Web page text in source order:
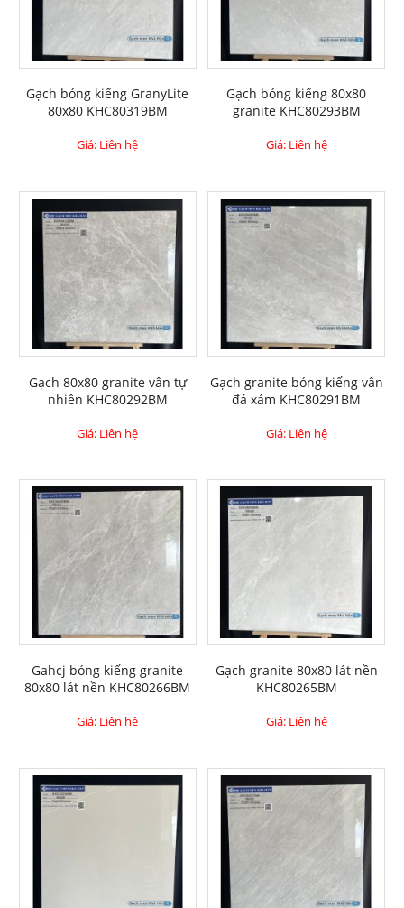
Gạch bóng kiếng GranyLite
80x80 KHC80319BM
Giá: Liên hệ
Gạch bóng kiếng 80x80
granite KHC80293BM
Giá: Liên hệ
Gạch 80x80 granite vân tự
nhiên KHC80292BM
Giá: Liên hệ
Gạch granite bóng kiếng vân
đá xám KHC80291BM
Giá: Liên hệ
Gahcj bóng kiếng granite
80x80 lát nền KHC80266BM
Giá: Liên hệ
Gạch granite 80x80 lát nền
KHC80265BM
Giá: Liên hệ